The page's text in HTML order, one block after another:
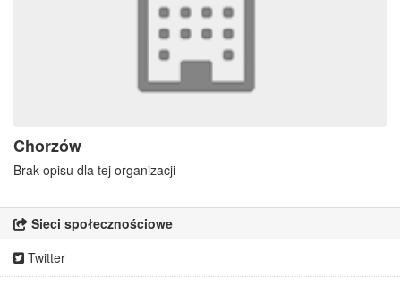
Chorzów
Brak opisu dla tej organizacji
Sieci społecznościowe
Twitter